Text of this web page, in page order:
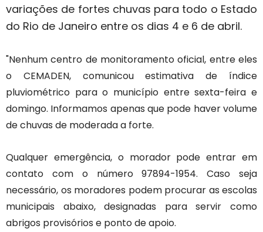
variações de fortes chuvas para todo o Estado
do Rio de Janeiro entre os dias 4 e 6 de abril.
"Nenhum centro de monitoramento oficial, entre eles
o CEMADEN, comunicou estimativa de índice
pluviométrico para o município entre sexta-feira e
domingo. Informamos apenas que pode haver volume
de chuvas de moderada a forte.
Qualquer emergência, o morador pode entrar em
contato com o número 97894-1954. Caso seja
necessário, os moradores podem procurar as escolas
municipais abaixo, designadas para servir como
abrigos provisórios e ponto de apoio.